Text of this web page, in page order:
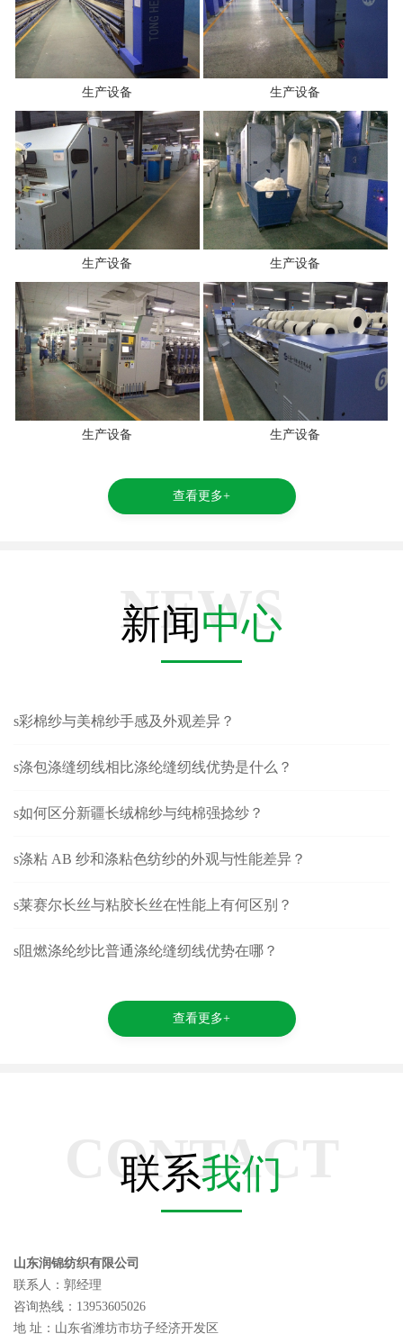
生产设备 生产设备
生产设备 生产设备
生产设备 生产设备
查看更多+
NEWS
新闻中心
s彩棉纱与美棉纱手感及外观差异？
s涤包涤缝纫线相比涤纶缝纫线优势是什么？
s如何区分新疆长绒棉纱与纯棉强捻纱？
s涤粘 AB 纱和涤粘色纺纱的外观与性能差异？
s莱赛尔长丝与粘胶长丝在性能上有何区别？
s阻燃涤纶纱比普通涤纶缝纫线优势在哪？
查看更多+
CONTACT
联系我们
山东润锦纺织有限公司
联系人：郭经理
咨询热线：13953605026
地 址：山东省潍坊市坊子经济开发区